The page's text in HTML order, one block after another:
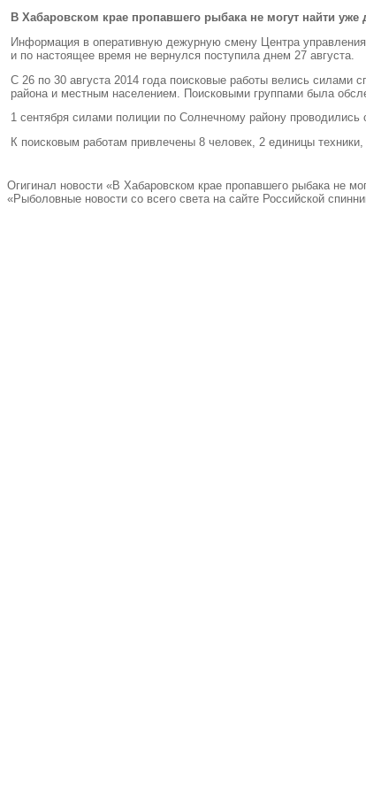
В Хабаровском крае пропавшего рыбака не могут найти уже
Информация в оперативную дежурную смену Центра
и по настоящее время не вернулся поступила днем 27 августа.
С 26 по 30 августа 2014 года поисковые работы велись силами
района и местным населением. Поисковыми группами была
1 сентября силами полиции по Солнечному району проводились
К поисковым работам привлечены 8 человек, 2 единицы техники,
Огигинал новости «В Хабаровском крае пропавшего рыбака не
«Рыболовные новости со всего света на сайте Российской